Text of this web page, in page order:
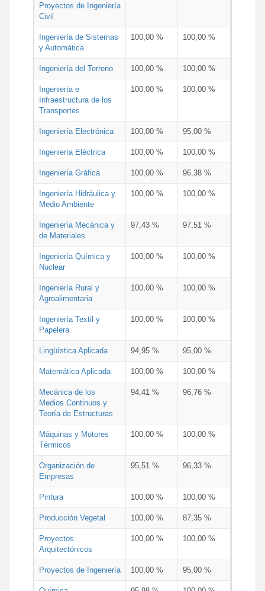
Proyectos de Ingeniería
Civil
Ingeniería de Sistemas
y Automática
100,00 % 100,00 %
Ingeniería del Terreno 100,00 % 100,00 %
Ingeniería e
Infraestructura de los
Transportes
100,00 % 100,00 %
Ingeniería Electrónica 100,00 % 95,00 %
Ingeniería Eléctrica 100,00 % 100,00 %
Ingeniería Gráfica 100,00 % 96,38 %
Ingeniería Hidráulica y
Medio Ambiente
100,00 % 100,00 %
Ingeniería Mecánica y
de Materiales
97,43 % 97,51 %
Ingeniería Química y
Nuclear
100,00 % 100,00 %
Ingeniería Rural y
Agroalimentaria
100,00 % 100,00 %
Ingeniería Textil y
Papelera
100,00 % 100,00 %
Lingüística Aplicada 94,95 % 95,00 %
Matemática Aplicada 100,00 % 100,00 %
Mecánica de los
Medios Continuos y
Teoría de Estructuras
94,41 % 96,76 %
Máquinas y Motores
Térmicos
100,00 % 100,00 %
Organización de
Empresas
95,51 % 96,33 %
Pintura 100,00 % 100,00 %
Producción Vegetal 100,00 % 87,35 %
Proyectos
Arquitectónicos
100,00 % 100,00 %
Proyectos de Ingeniería 100,00 % 95,00 %